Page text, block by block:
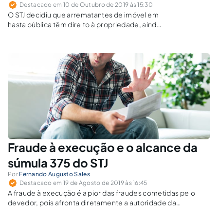
Destacado em 10 de Outubro de 2019 às 15:30
O STJ decidiu que arrematantes de imóvel em
hasta pública têm direito à propriedade, ainda
entre outras pessoas, desde que sem registro
Fraude à execução e o alcance da
súmula 375 do STJ
Por Fernando Augusto Sales
Destacado em 19 de Agosto de 2019 às 16:45
A fraude à execução é a pior das fraudes cometidas pelo
devedor, pois afronta diretamente a autoridade da